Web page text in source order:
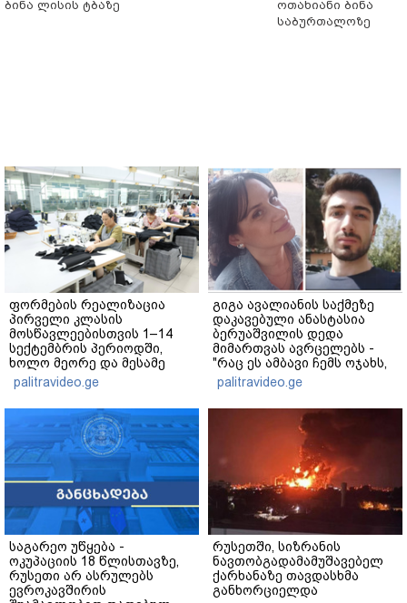
ბინა ლისის ტბაზე
ოთახიანი ბინა
საბურთალოზე
ფორმების რეალიზაცია
პირველი კლასის
მოსწავლეებისთვის 1–14
სექტემბრის პერიოდში,
ხოლო მეორე და მესამე
ეტაპებზე...
palitravideo.ge
გიგა ავალიანის საქმეზე
დაკავებული ანასტასია
ბერუაშვილის დედა
მიმართვას ავრცელებს -
"რაც ეს ამბავი ჩემს ოჯახს,
ჩემს ანასტასიას გადახდა
თავს, მის მერე მე მე არ
ვარ"
palitravideo.ge
საგარეო უწყება -
ოკუპაციის 18 წლისთავზე,
რუსეთი არ ასრულებს
ევროკავშირის
რუსეთში, სიზრანის
ნავთობგადამამუშავებელ
ქარხანაზე თავდასხმა
განხორციელდა